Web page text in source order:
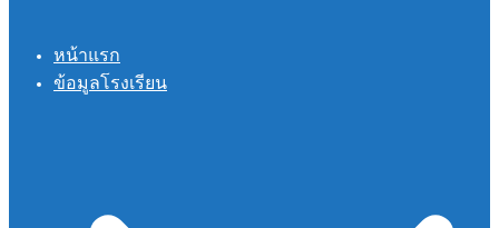
หน้าแรก
ข้อมูลโรงเรียน